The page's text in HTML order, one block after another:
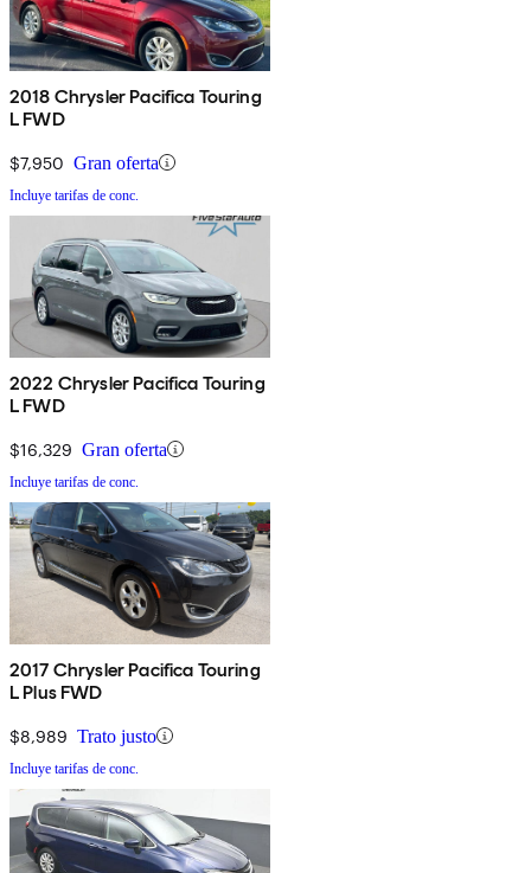
2018 Chrysler Pacifica Touring
L FWD
$7,950 Gran oferta
Incluye tarifas de conc.
2022 Chrysler Pacifica Touring
L FWD
$16,329 Gran oferta
Incluye tarifas de conc.
2017 Chrysler Pacifica Touring
L Plus FWD
$8,989 Trato justo
Incluye tarifas de conc.